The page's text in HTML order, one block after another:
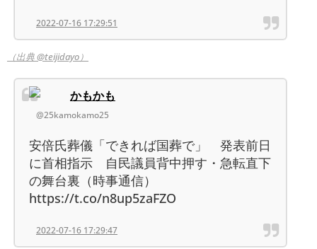
2022-07-16 17:29:51
（出典 @teijidayo）
かもかも
@25kamokamo25
安倍氏葬儀「できれば国葬で」 発表前日
に首相指示 自民議員背中押す・急転直下
の舞台裏（時事通信）
https://t.co/n8up5zaFZO
2022-07-16 17:29:47